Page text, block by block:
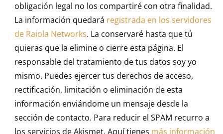
obligación legal no los compartiré con otra finalidad.
La información quedará registrada en los servidores
de Raiola Networks. La conservaré hasta que tú
quieras que la elimine o cierre esta página. El
responsable del tratamiento de tus datos soy yo
mismo. Puedes ejercer tus derechos de acceso,
rectificación, limitación o eliminación de esta
información enviándome un mensaje desde la
sección de contacto. Para reducir el SPAM recurro a
los servicios de Akismet. Aquí tienes más información